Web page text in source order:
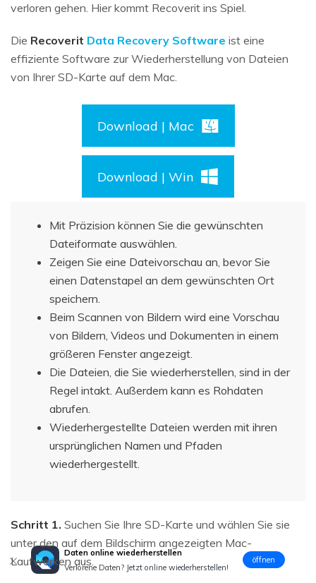
verloren gehen. Hier kommt Recoverit ins Spiel.
Die Recoverit Data Recovery Software ist eine
effiziente Software zur Wiederherstellung von Dateien
von Ihrer SD-Karte auf dem Mac.
Download | Mac
Download | Win
Mit Präzision können Sie die gewünschten
Dateiformate auswählen.
Zeigen Sie eine Dateivorschau an, bevor Sie
einen Datenstapel an dem gewünschten Ort
speichern.
Beim Scannen von Bildern wird eine Vorschau
von Bildern, Videos und Dokumenten in einem
größeren Fenster angezeigt.
Die Dateien, die Sie wiederherstellen, sind in der
Regel intakt. Außerdem kann es Rohdaten
abrufen.
Wiederhergestellte Dateien werden mit ihren
ursprünglichen Namen und Pfaden
wiederhergestellt.
Schritt 1. Suchen Sie Ihre SD-Karte und wählen Sie sie
unter den auf dem Bildschirm angezeigten Mac-
Laufwerken aus.
Daten online wiederherstellen
Verlorene Daten? Jetzt online wiederherstellen!
öffnen